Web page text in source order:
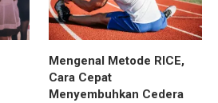
Mengenal Metode RICE,
Cara Cepat
Menyembuhkan Cedera